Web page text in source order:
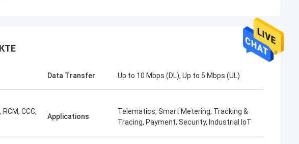
Data Transfer Up to 10 Mbps (DL), Up to 5 Mbps (UL)
RCM, CCC,
Applications
Telematics, Smart Metering, Tracking &
Tracing, Payment, Security, Industrial IoT